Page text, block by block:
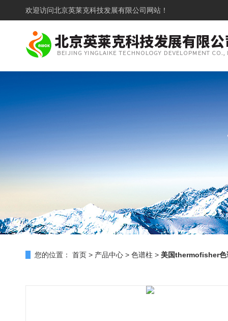
欢迎访问北京英莱克科技发展有限公司网站！
您的位置： 首页 > 产品中心 > 色谱柱 > 美国thermofisher色